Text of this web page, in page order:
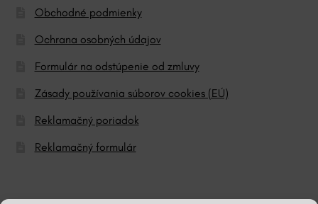
Obchodné podmienky
Ochrana osobných údajov
Formulár na odstúpenie od zmluvy
Zásady používania súborov cookies (EÚ)
Reklamačný poriadok
Reklamačný formulár